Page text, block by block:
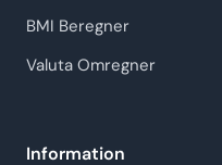
BMI Beregner
Valuta Omregner
Information